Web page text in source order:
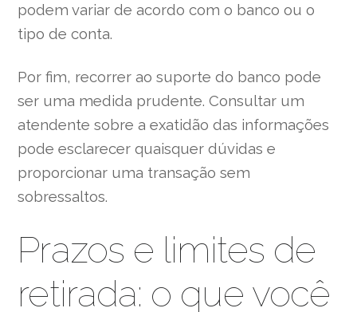
podem variar de acordo com o banco ou o
tipo de conta.
Por fim, recorrer ao suporte do banco pode
ser uma medida prudente. Consultar um
atendente sobre a exatidão das informações
pode esclarecer quaisquer dúvidas e
proporcionar uma transação sem
sobressaltos.
Prazos e limites de
retirada: o que você